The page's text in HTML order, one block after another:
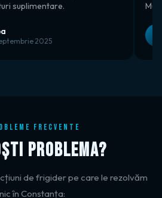
suplimentare.
2025
FRECVENTE
PROBLEMA?
de frigider pe care le rezolvăm
în Constanța: